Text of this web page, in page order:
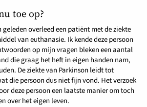
toe op?
overleed een patiënt met de ziekte
van euthanasie. Ik kende deze persoon
op mijn vragen bleken een aantal
die graag het heft in eigen handen nam,
De ziekte van Parkinson leidt tot
die persoon dus niet fijn vond. Het verzoek
deze persoon een laatste manier om toch
over het eigen leven.